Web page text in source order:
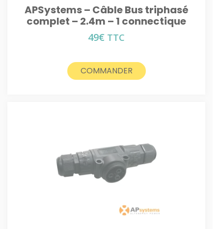
APSystems – Câble Bus triphasé
complet – 2.4m – 1 connectique
49€ TTC
COMMANDER